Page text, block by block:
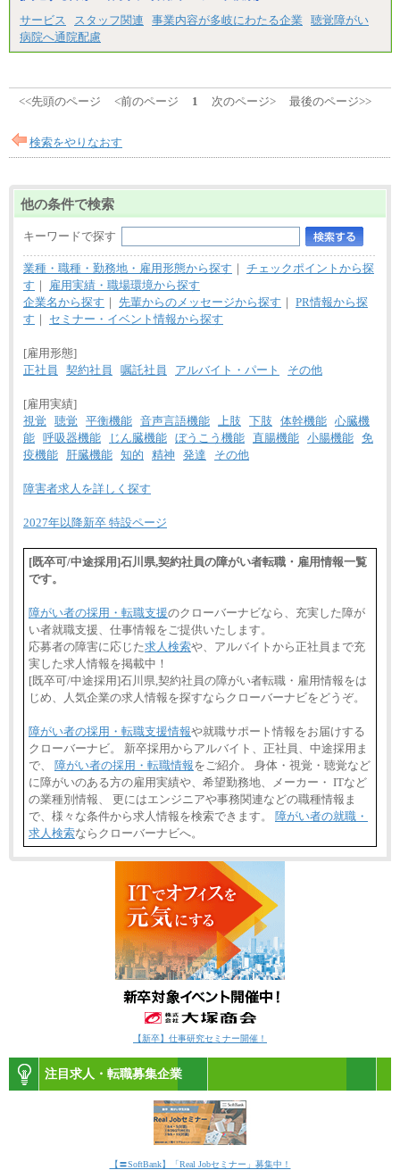
サービス
スタッフ関連 事業内容が多岐にわたる企業
聴覚障がい
病院へ通院配慮
<<先頭のページ <前のページ 1 次のページ> 最後のページ>>
検索をやりなおす
他の条件で検索
キーワードで探す
業種・職種・勤務地・雇用形態から探す ｜ チェックポイントから探
す ｜
雇用実績・職場環境から探す
企業名から探す ｜ 先輩からのメッセージから探す ｜ PR情報から探
す ｜ セミナー・イベント情報から探す
[雇用形態]
正社員
契約社員 嘱託社員 アルバイト・パート その他
[雇用実績]
視覚
聴覚 平衡機能 音声言語機能 上肢 下肢 体幹機能 心臓機
能 呼吸器機能 じん臓機能 ぼうこう機能 直腸機能 小腸機能 免
疫機能
肝臓機能 知的 精神 発達 その他
障害者求人を詳しく探す
2027年以降新卒 特設ページ
[既卒可/中途採用]石川県,契約社員の障がい者転職・雇用情報一覧
です。
障がい者の採用・転職支援のクローバーナビなら、充実した障が
い者就職支援、仕事情報をご提供いたします。
応募者の障害に応じた求人検索や、アルバイトから正社員まで充
実した求人情報を掲載中！
[既卒可/中途採用]石川県,契約社員の障がい者転職・雇用情報をは
じめ、人気企業の求人情報を探すならクローバーナビをどうぞ。
障がい者の採用・転職支援情報や就職サポート情報をお届けする
クローバーナビ。 新卒採用からアルバイト、正社員、中途採用ま
で、 障がい者の採用・転職情報をご紹介。 身体・視覚・聴覚など
に障がいのある方の雇用実績や、希望勤務地、メーカー・ ITなど
の業種別情報、 更にはエンジニアや事務関連などの職種情報ま
で、様々な条件から求人情報を検索できます。 障がい者の就職・
求人検索ならクローバーナビへ。
【新卒】仕事研究セミナー開催！
注目求人・転職募集企業
【〓SoftBank】「Real Jobセミナー」募集中！